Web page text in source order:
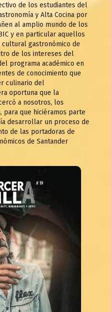
de los estudiantes del
y Alta Cocina por
al amplio mundo de los
y en particular aquellos
gastronómico de
de los intereses del
programa académico en
de conocimiento que
culinario del
oportuna que la
a nosotros, los
para que hiciéramos parte
desarrollar un proceso de
de las portadoras de
de Santander